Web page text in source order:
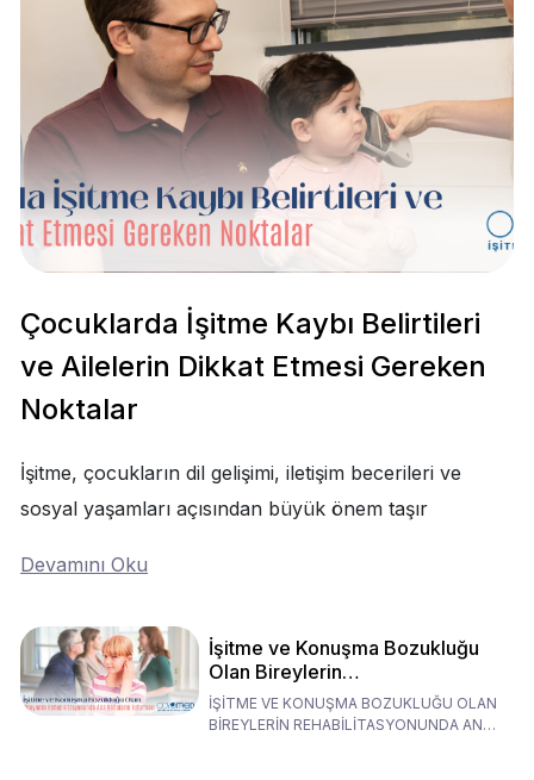
Çocuklarda İşitme Kaybı Belirtileri
ve Ailelerin Dikkat Etmesi Gereken
Noktalar
İşitme, çocukların dil gelişimi, iletişim becerileri ve
sosyal yaşamları açısından büyük önem taşır
Devamını Oku
İşitme ve Konuşma Bozukluğu
Olan Bireylerin
Rehabilitasyonunda Ana
Babaların Tutumları
İŞİTME VE KONUŞMA BOZUKLUĞU OLAN
BİREYLERİN REHABİLİTASYONUNDA ANA